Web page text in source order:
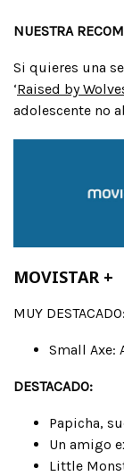
NUESTRA
Si quieres una
‘Raised by
adolescente no
MOVISTAR +
MUY DESTACADO:
Small Axe:
DESTACADO:
Papicha,
Un amigo
Little